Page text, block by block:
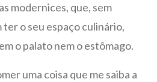
modernices, que, sem
o seu espaço culinário,
o palato nem o estômago.
uma coisa que me saiba a